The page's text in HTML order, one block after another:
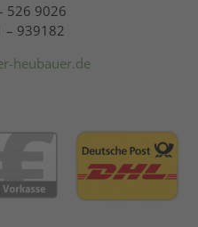
526 9026
– 939182
heubauer.de